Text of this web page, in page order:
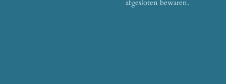
afgesloten bewaren.